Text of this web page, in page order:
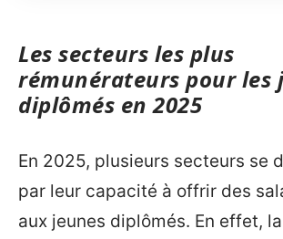
Les secteurs les plus
rémunérateurs pour les
diplômés en 2025
En 2025, plusieurs secteurs se
par leur capacité à offrir des
aux jeunes diplômés. En effet,